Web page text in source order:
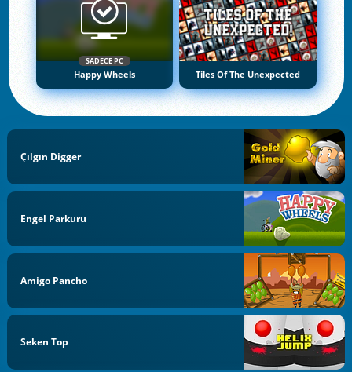
SADECE PC
Happy Wheels Tiles Of The Unexpected
Çılgın Digger
Engel Parkuru
Amigo Pancho
Seken Top